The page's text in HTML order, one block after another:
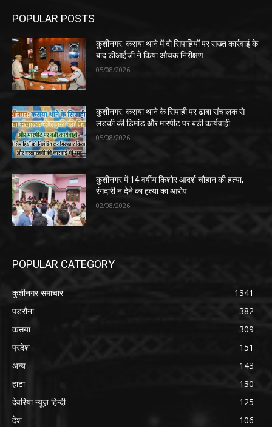
POPULAR POSTS
कुशीनगर: कसया थाने में दो सिपाहियों पर सख्त कार्रवाई के
बाद डीआईजी ने किया औचक निरीक्षण
05/08/2026
कुशीनगर: कसया थाने के सिपाही पर ढाबा संचालक से
लड़की की डिमांड और मारपीट पर बड़ी कार्यवाही
05/08/2026
कुशीनगर में 14 वर्षीय किशोर आदर्श चौहान की हत्या,
रंगदारी न देने का हत्या का आरोप
02/08/2026
POPULAR CATEGORY
कुशीनगर समाचार
1341
पडरौना
382
कसया
309
प्रदेश
151
अन्य
143
हाटा
130
देवरिया न्यूज़ हिन्दी
125
देश
106